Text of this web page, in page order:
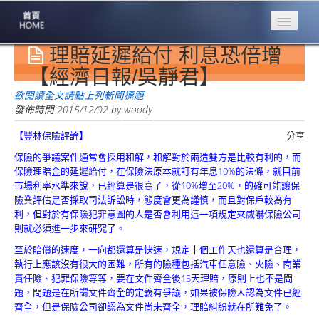
專業豐林
Professional
保險大家談
1386集
台灣商業保險
第一品牌
關於豐林
About
服務項目
Service
火災保額
估算系統
商品簡介
理賠延遲給付 利息恐倍增
【經濟日報/吳靜君】
欲閱讀全文請點上列新聞標題
發佈時間2015/12/02 bywoody
分享
【豐林保險評論】
保險的爭議案件通常會採用和解，和解對於兩造雙方是比較有利的，而
保險理賠金的延遲給付，在保險法原本就訂有年息10%的法條，就目前
市場利率水準來說，已經算是很高了，從10%增至20%，的確可能讓保
險業評估是否採取司法訴訟時，態度會更為謹慎，而且對保戶較為有
利，但對於有保險犯罪意圖的人是否會利用這一項規定來威嚇保險公司
則就必須進一步來研究了。
至於賠償的速度，一向都還算是快速，規定十個工作天也還算是合理，
執行上應該沒有很大的困難，所有的險種包括汽車任意險、火險、商業
責任險、犯罪保險等等，要在文件齊全後15天理賠，原則上也不是問
題，問題是在所謂文件齊全的定義有爭議，如果被保險人認為文件已經
齊全，但是保險公司卻認為文件尚未齊全，理賠糾紛就在所難免了。